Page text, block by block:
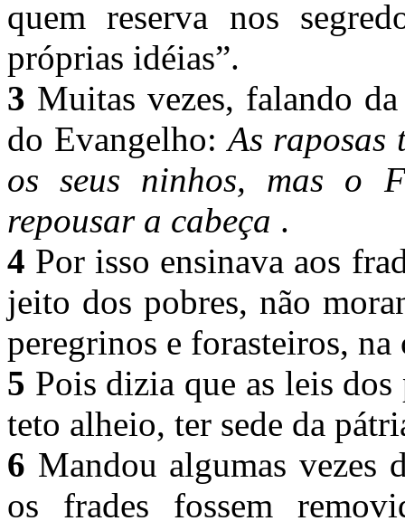
quem reserva nos
próprias idéias”.
3 Muitas vezes, falando
do Evangelho:As raposas
os seus ninhos, mas o
repousar a cabeça .
4 Por isso ensinava aos
jeito dos pobres, não
peregrinos e forasteiros,
5 Pois dizia que as leis dos
teto alheio, ter sede da
6 Mandou algumas vezes
os frades fossem